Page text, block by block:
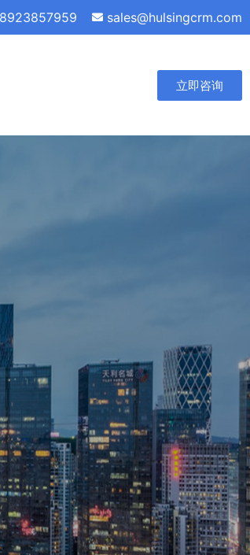
sales@hulsingcrm.com
立即咨询